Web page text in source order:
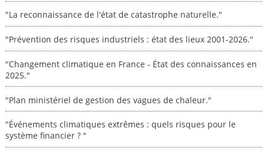
"La reconnaissance de l'état de catastrophe naturelle."
"Prévention des risques industriels : état des lieux 2001-2026."
"Changement climatique en France - État des connaissances en
2025."
"Plan ministériel de gestion des vagues de chaleur."
"Événements climatiques extrêmes : quels risques pour le
système financier ? "